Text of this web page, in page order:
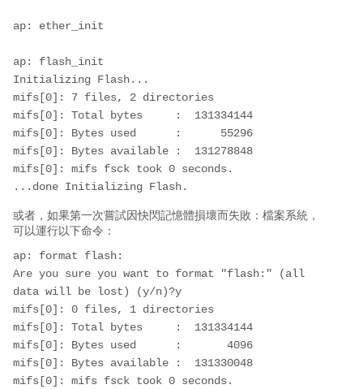
ap: ether_init
ap: flash_init
Initializing Flash...
mifs[0]: 7 files, 2 directories
mifs[0]: Total bytes     :  131334144
mifs[0]: Bytes used      :      55296
mifs[0]: Bytes available :  131278848
mifs[0]: mifs fsck took 0 seconds.
...done Initializing Flash.
或者，如果第一次嘗試因快閃記憶體損壞而失敗：檔案系統，
可以運行以下命令：
ap: format flash:
Are you sure you want to format "flash:" (all
data will be lost) (y/n)?y
mifs[0]: 0 files, 1 directories
mifs[0]: Total bytes     :  131334144
mifs[0]: Bytes used      :       4096
mifs[0]: Bytes available :  131330048
mifs[0]: mifs fsck took 0 seconds.